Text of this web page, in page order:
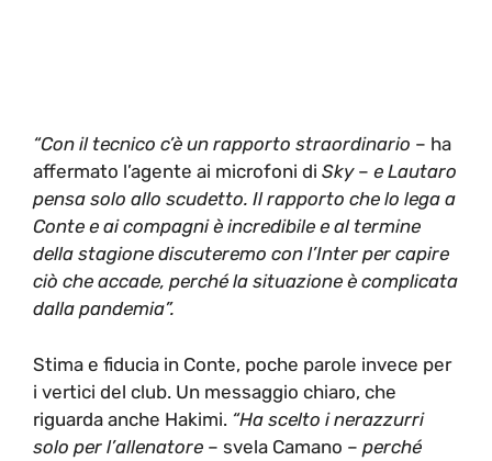
“Con il tecnico c’è un rapporto straordinario – ha
affermato l’agente ai microfoni di Sky– e Lautaro
pensa solo allo scudetto. Il rapporto che lo lega a
Conte e ai compagni è incredibile e al termine
della stagione discuteremo con l’Inter per capire
ciò che accade, perché la situazione è complicata
dalla pandemia”.
Stima e fiducia in Conte, poche parole invece per
i vertici del club. Un messaggio chiaro, che
riguarda anche Hakimi. “Ha scelto i nerazzurri
solo per l’allenatore – svela Camano – perché